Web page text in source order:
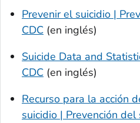
Prevenir el suicidio |
CDC (en inglés)
Suicide Data and
CDC (en inglés)
Recurso para la acción
suicidio | Prevención del